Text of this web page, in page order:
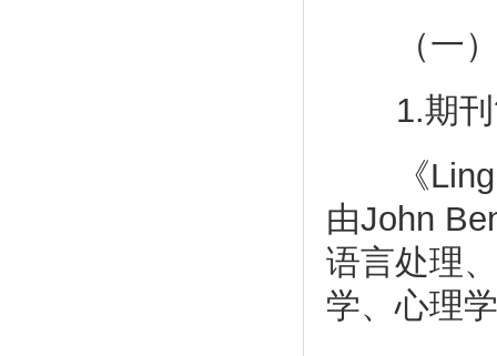
（一）
1.期刊
《
由John
语言处理
学、心理